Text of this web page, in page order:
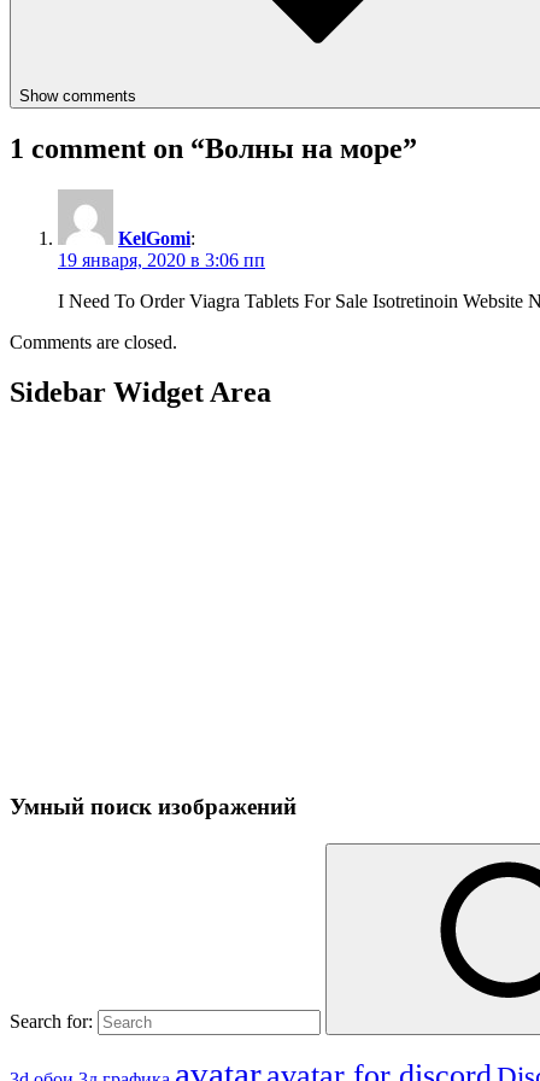
Show comments
1 comment on “Волны на море”
KelGomi:
19 января, 2020 в 3:06 пп
I Need To Order Viagra Tablets For Sale Isotretinoin
Comments are closed.
Sidebar Widget Area
Умный поиск изображений
Search for: